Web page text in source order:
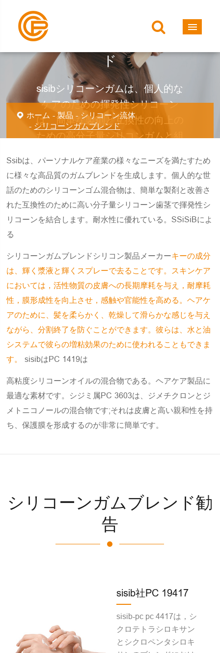
シリコーンガムブレン
ド
sisibシリコーンガムは、個人的な
ケアのための揮発性シリコーン
は、簡単な製剤と互換性の向上の
ための高分子量シリコンガムと組
ホーム 製品
シリコーン流体
シリコーンガムブレンド
Ssibは、パーソナルケア産業の様々なニーズを満たすため
に様々な高品質のガムブレンドを生成します。個人的な世
話のためのシリコーンゴム混合物は、簡単な製剤と改善さ
れた互換性のために高い分子量シリコーン歯茎で揮発性シ
リコーンを結合します。耐水性に優れている。SSiSiBによ
る
シリコーンガムブレンドシリコン製品メーカーキーの成分
は、輝く漿液と輝くスプレーで去ることです。スキンケア
においては，活性物質の皮膚への長期摩耗を与え，耐摩耗
性，膜形成性を向上させ，感触や官能性を高める。ヘアケ
アのために、髪を柔らかく、乾燥して滑らかな感じを与え
ながら、分割終了を防ぐことができます。彼らは、水と油
システムで彼らの増粘効果のために使われることもできま
す。
sisibはPC 1419は
高粘度シリコーンオイルの混合物である。ヘアケア製品に
最適な素材です。シジミ属PC 3603は、ジメチクロンとジ
メトニコノールの混合物です;それは皮膚と高い親和性を持
ち、保護膜を形成するのが非常に簡単です。
シリコーンガムブレンド勧
告
sisib社PC 19417
sisib‐pc pc 4417は，シ
クロテトラシロキサン
とシクロペンタシロキ